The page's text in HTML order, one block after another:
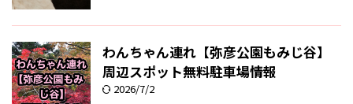
わんちゃん連れ【弥彦公園もみじ谷】
周辺スポット無料駐車場情報
2026/7/2